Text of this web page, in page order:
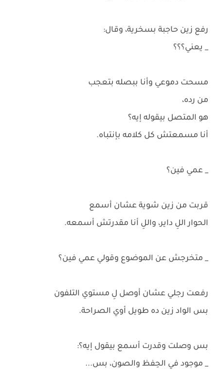
رفع زين حاجبة بسخرية، وقال:
_ يعني؟؟؟
مسحت دموعي وأنا ببصله بتعجب
من رده،
هو المتصل بيقوله إيه؟
أنا مسمعتش كل كلامه بإنتباه.
_ عمي فين؟
قربت من زين شوية عشان أسمع
الحوار اللِ داير، واللِ أنا مقدرتش أسمعه.
_ متخرجش عن الموضوع وقولي عمي فين؟
رفعت رجلي عشان أوصل لِ مستوي التلفون
بس الواد زين ده طويل أوي الصراحة.
بس وصلت وقدرت أسمع بيقول إيه؟:
_ موجود في الحِفظ والصون، بس...